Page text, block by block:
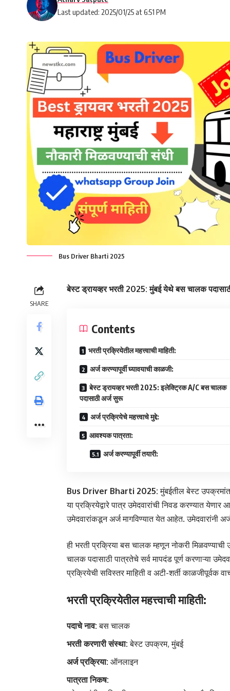
Last updated: 2025/01/25 at 6:51 PM
Bus Driver Bharti 2025
SHARE
बेस्ट ड्रायव्हर भरती 2025: मुंबई येथे बस चालक
Contents
भरती प्रक्रियेतील महत्त्वाची माहिती:
अर्ज करण्यापूर्वी घ्यावयाची काळजी:
बेस्ट ड्रायव्हर भरती 2025: इलेक्ट्रिक A/C बस चालक
पदासाठी अर्ज सुरू
अर्ज प्रक्रियेचे महत्त्वाचे मुद्दे:
आवश्यक पात्रता:
अर्ज करण्यापूर्वी तयारी:
Bus Driver Bharti 2025: मुंबईतील बेस्ट
या प्रक्रियेद्वारे पात्र उमेदवारांची निवड करण्यात येणार
उमेदवारांकडून अर्ज मागविण्यात येत आहेत. उमेदवारांनी
ही भरती प्रक्रिया बस चालक म्हणून नोकरी
चालक पदासाठी पात्रतेचे सर्व मापदंड पूर्ण करणाऱ्या
प्रक्रियेची सविस्तर माहिती व अटी-शर्ती काळजीपूर्वक
भरती प्रक्रियेतील महत्त्वाची माहिती:
पदाचे नाव: बस चालक
भरती करणारी संस्था: बेस्ट उपक्रम, मुंबई
अर्ज प्रक्रिया: ऑनलाइन
पात्रता निकष: